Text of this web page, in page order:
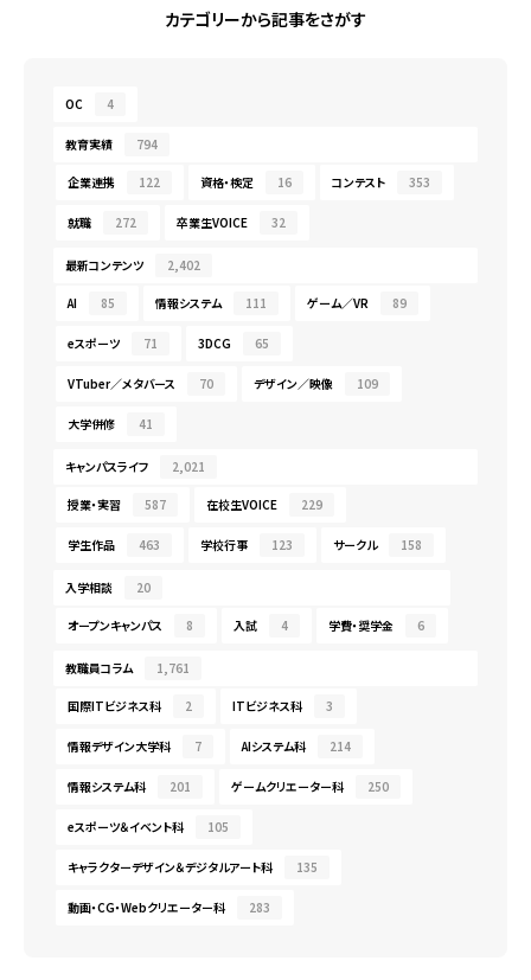
カテゴリーから記事をさがす
OC 4
教育実績 794
企業連携 122 資格・検定 16 コンテスト 353
就職 272 卒業生VOICE 32
最新コンテンツ 2,402
AI 85 情報システム 111 ゲーム／VR 89
eスポーツ 71 3DCG 65
VTuber／メタバース 70 デザイン／映像 109
大学併修 41
キャンパスライフ 2,021
授業・実習 587 在校生VOICE 229
学生作品 463 学校行事 123 サークル 158
入学相談 20
オープンキャンパス 8 入試 4 学費・奨学金 6
教職員コラム 1,761
国際ITビジネス科 2 ITビジネス科 3
情報デザイン大学科 7 AIシステム科 214
情報システム科 201 ゲームクリエーター科 250
eスポーツ＆イベント科 105
キャラクターデザイン＆デジタルアート科 135
動画・CG・Webクリエーター科 283